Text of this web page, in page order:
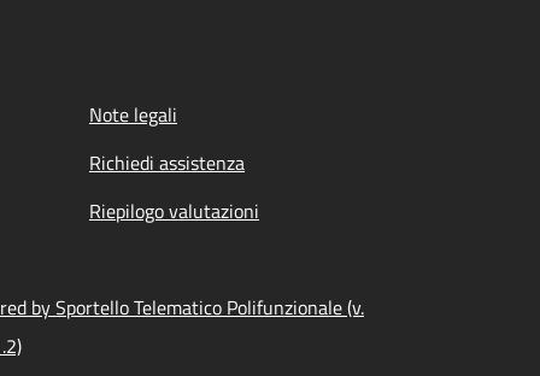
Note legali
Richiedi assistenza
Riepilogo valutazioni
by Sportello Telematico Polifunzionale (v.